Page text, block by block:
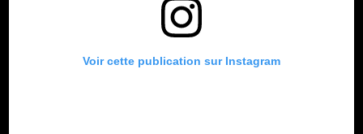
Voir cette publication sur Instagram